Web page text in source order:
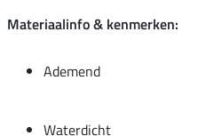
Materiaalinfo & kenmerken:
Ademend
Waterdicht